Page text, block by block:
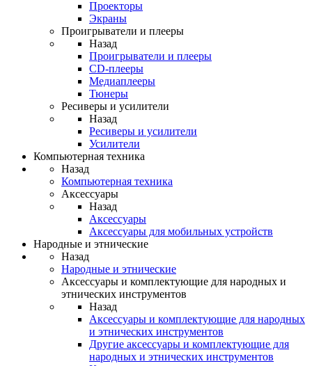
Проекторы
Экраны
Проигрыватели и плееры
Назад
Проигрыватели и плееры
CD-плееры
Медиаплееры
Тюнеры
Ресиверы и усилители
Назад
Ресиверы и усилители
Усилители
Компьютерная техника
Назад
Компьютерная техника
Аксессуары
Назад
Аксессуары
Аксессуары для мобильных устройств
Народные и этнические
Назад
Народные и этнические
Аксессуары и комплектующие для народных и
этнических инструментов
Назад
Аксессуары и комплектующие для народных
и этнических инструментов
Другие аксессуары и комплектующие для
народных и этнических инструментов